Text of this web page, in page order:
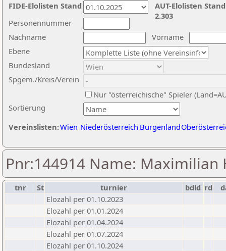
Nachname
Vorname
Ebene
Sortierung
Personennummer
Bundesland
Spgem./Kreis/Verein
Nur "österreichische" Spieler
Vereinslisten:Wien Niederösterreich Burgenland
AUT-Elolisten
2.303
FIDE-Elolisten Stand
Pnr:144914 Name:
tnr St turnier bdld rd
Elozahl per 01.10.2023
Elozahl per 01.01.2024
Elozahl per 01.04.2024
Elozahl per 01.07.2024
Elozahl per 01.10.2024